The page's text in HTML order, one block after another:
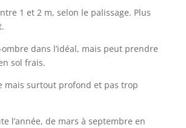
1 et 2 m, selon le palissage. Plus
dans l’idéal, mais peut prendre
sol frais.
mais surtout profond et pas trop
l’année, de mars à septembre en